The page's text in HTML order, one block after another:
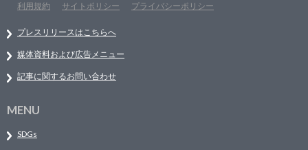
利用規約
サイトポリシー プライバシーポリシー
プレスリリースはこちらへ
媒体資料および広告メニュー
記事に関するお問い合わせ
MENU
SDGs